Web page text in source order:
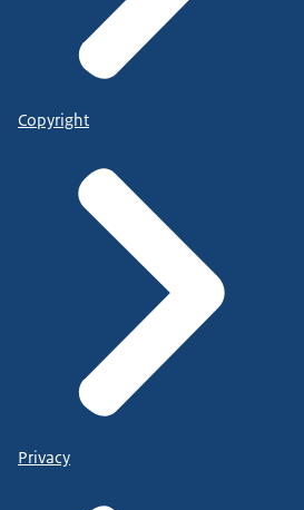
Copyright
Privacy